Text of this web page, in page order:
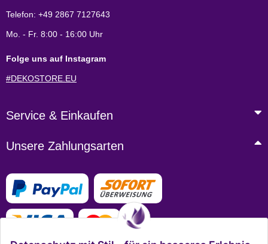
Telefon: +49 2867 7127643
Mo. - Fr. 8:00 - 16:00 Uhr
Folge uns auf Instagram
#DEKOSTORE.EU
Service & Einkaufen
Unsere Zahlungsarten